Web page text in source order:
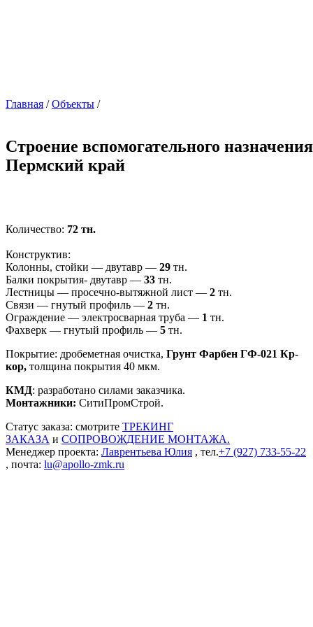
Главная /Объекты /
Строение вспомогательного
Пермский край
Количество: 72 тн.
Конструктив:
Колонны, стойки — двутавр — 29 тн.
Балки покрытия- двутавр — 33 тн.
Лестницы — просечно-вытяжной лист — 2 тн.
Связи — гнутый профиль — 2 тн.
Ограждение — электросварная труба — 1 тн.
Фахверк — гнутый профиль — 5 тн.
Покрытие: дробеметная очистка, Грунт Фарбен ГФ-021 Кр-
кор, толщина покрытия 40 мкм.
КМД: разработано силами заказчика.
Монтажники: СитиПромСтрой.
Статус заказа: смотрите ТРЕКИНГ
ЗАКАЗА и СОПРОВОЖДЕНИЕ МОНТАЖА.
Менеджер проекта: Лаврентьева Юлия , тел.+7 (927) 733-55-22
, почта: lu@apollo-zmk.ru